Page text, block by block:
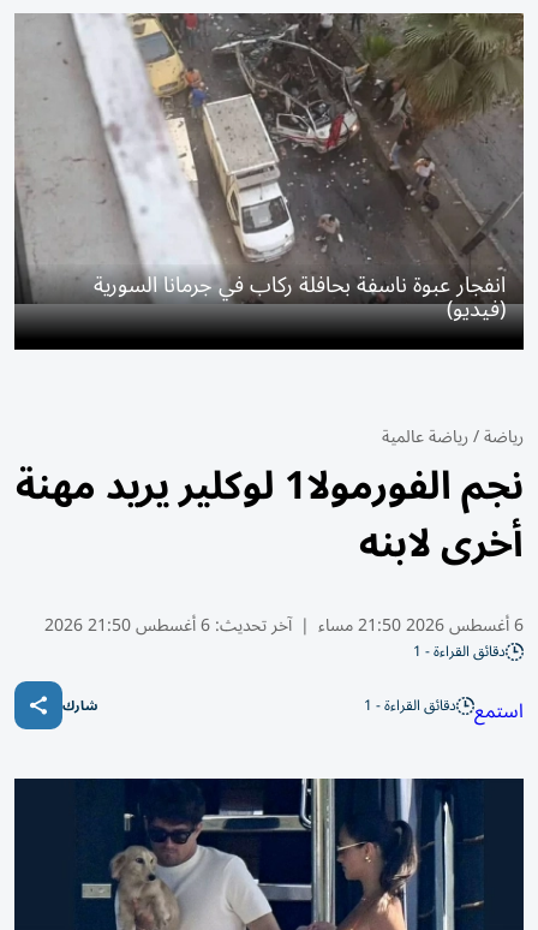
انفجار عبوة ناسفة بحافلة ركاب في جرمانا السورية
(فيديو)
رياضة/رياضة عالمية
نجم الفورمولا1 لوكلير يريد مهنة
أخرى لابنه
6 أغسطس 2026 21:50 مساء | آخر تحديث:6 أغسطس 21:50 2026
دقائق القراءة - 1
استمع دقائق القراءة - 1 شارك